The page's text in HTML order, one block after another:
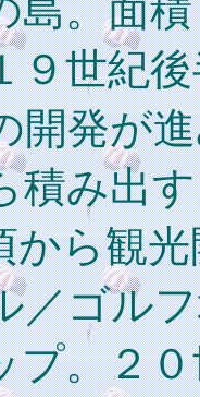
島。面
９世紀
開発が
積み出
ら観光
／ゴル
プ。２